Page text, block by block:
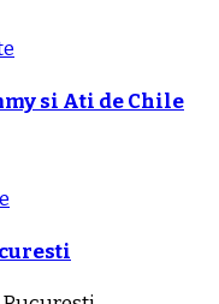
si Ati de Chile